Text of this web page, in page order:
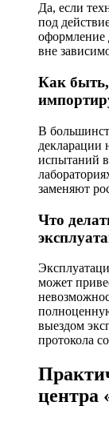
Да, если
под
оформление
вне
Как быть,
В
декларации
испытаний
заменяют
Что
может
выездом
протокола
центра